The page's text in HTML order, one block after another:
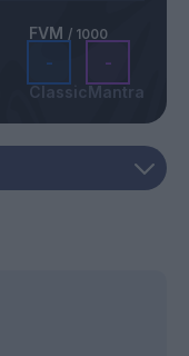
FVM / 1000
-
Classic
-
Mantra